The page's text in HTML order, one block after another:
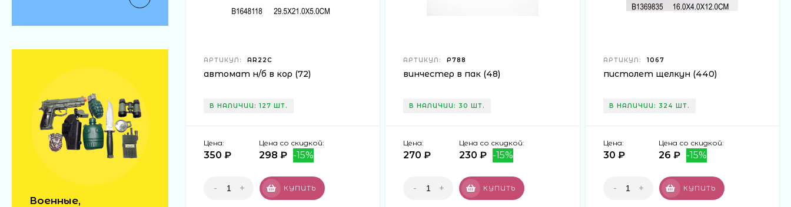
АРТИКУЛ: AR22C
автомат н/б в кор (72)
В НАЛИЧИИ: 127 ШТ.
Цена:
350 ₽
Цена со скидкой:
298 ₽ -15%
- + КУПИТЬ
АРТИКУЛ: Р788
винчестер в пак (48)
В НАЛИЧИИ: 30 ШТ.
Цена:
270 ₽
Цена со скидкой:
230 ₽ -15%
- + КУПИТЬ
АРТИКУЛ: 1067
пистолет щелкун (440)
В НАЛИЧИИ: 324 ШТ.
Цена:
30 ₽
Цена со скидкой:
26 ₽ -15%
- + КУПИТЬ
Военные,